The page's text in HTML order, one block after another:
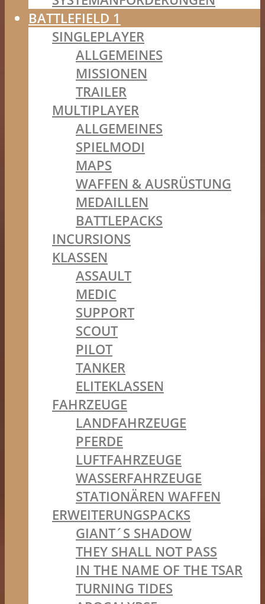
BATTLEFIELD 1
SINGLEPLAYER
ALLGEMEINES
MISSIONEN
TRAILER
MULTIPLAYER
ALLGEMEINES
SPIELMODI
MAPS
WAFFEN & AUSRÜSTUNG
MEDAILLEN
BATTLEPACKS
INCURSIONS
KLASSEN
ASSAULT
MEDIC
SUPPORT
SCOUT
PILOT
TANKER
ELITEKLASSEN
FAHRZEUGE
LANDFAHRZEUGE
PFERDE
LUFTFAHRZEUGE
WASSERFAHRZEUGE
STATIONÄREN WAFFEN
ERWEITERUNGSPACKS
GIANT´S SHADOW
THEY SHALL NOT PASS
IN THE NAME OF THE TSAR
TURNING TIDES